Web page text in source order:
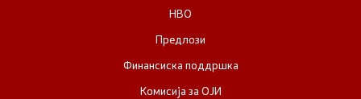
НВО
Предлози
Финансиска поддршка
Комисија за ОЈИ